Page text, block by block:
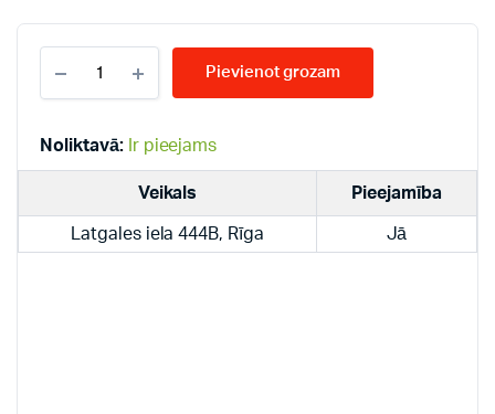
KV22-
300*1400
quantity
Pievienot grozam
Noliktavā: Ir pieejams
Veikals Pieejamība
Latgales iela 444B, Rīga Jā